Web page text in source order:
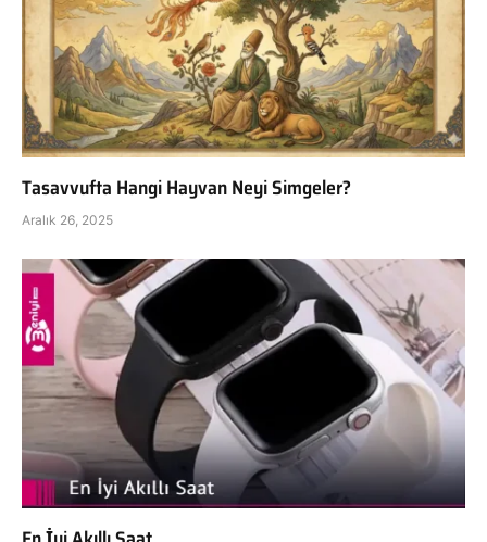
Tasavvufta Hangi Hayvan Neyi Simgeler?
Aralık 26, 2025